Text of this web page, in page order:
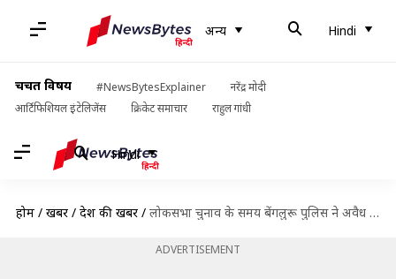
अन्य Hindi
चर्चित विषय #NewsBytesExplainer
नरेंद्र मोदी
आर्टिफिशियल इंटेलिजेंस
क्रिकेट समाचार राहुल गांधी
Hindi
होम / खबरें / देश की खबरें / लोकसभा चुनाव के समय बेंगलुरू पुलिस ने अवैध तरीके से टेप किए 30 लोगों के फोन
ADVERTISEMENT